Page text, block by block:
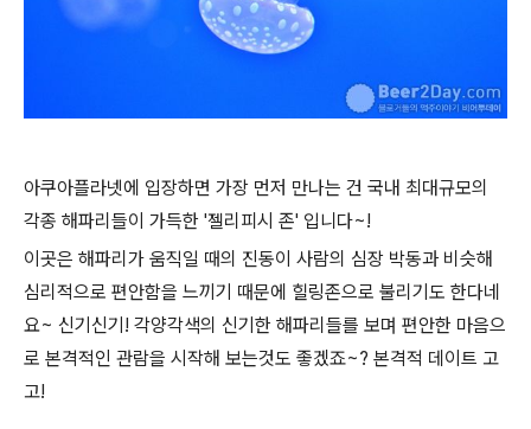
아쿠아플라넷에 입장하면 가장 먼저 만나는 건 국내 최대규모의
각종 해파리들이 가득한 '젤리피시 존' 입니다~!
이곳은 해파리가 움직일 때의 진동이 사람의 심장 박동과 비슷해
심리적으로 편안함을 느끼기 때문에 힐링존으로 불리기도 한다네
요~ 신기신기! 각양각색의 신기한 해파리들를 보며 편안한 마음으
로 본격적인 관람을 시작해 보는것도 좋겠죠~? 본격적 데이트 고
고!